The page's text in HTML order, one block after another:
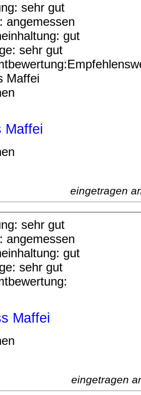
sehr gut
angemessen
gut
sehr gut
Maffei
Maffei
eingetragen
sehr gut
angemessen
gut
sehr gut
Maffei
eingetragen